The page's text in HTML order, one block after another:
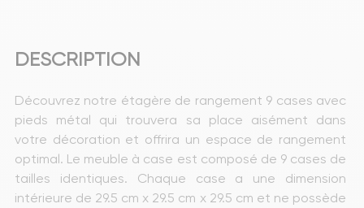
DESCRIPTION
Découvrez notre étagère de rangement 9 cases avec
pieds métal qui trouvera sa place aisément dans
votre décoration et offrira un espace de rangement
optimal. Le meuble à case est composé de 9 cases de
tailles identiques. Chaque case a une dimension
intérieure de 29.5 cm x 29.5 cm x 29.5 cm et ne possède